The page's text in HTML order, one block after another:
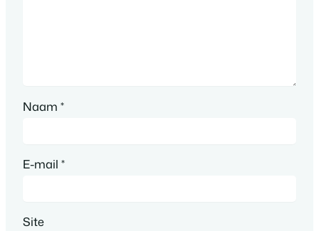
Naam *
E-mail *
Site